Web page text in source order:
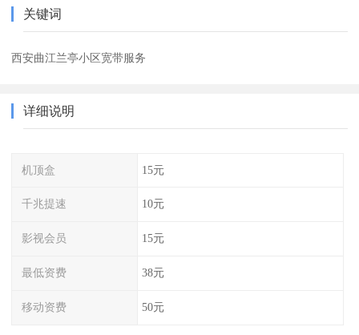
关键词
西安曲江兰亭小区宽带服务
详细说明
机顶盒 15元
千兆提速 10元
影视会员 15元
最低资费 38元
移动资费 50元